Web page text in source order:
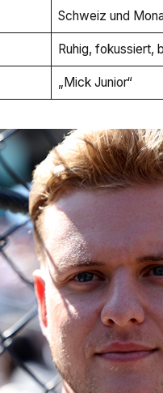
Schweiz und
Ruhig, fokussiert,
„Mick Junior“